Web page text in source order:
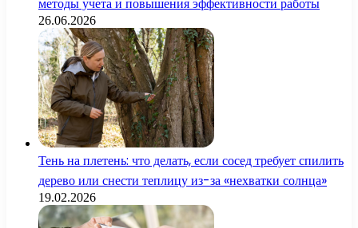
26.06.2026
Тень на плетень: что делать, если сосед требует спилить
дерево или снести теплицу из-за «нехватки солнца»
19.02.2026